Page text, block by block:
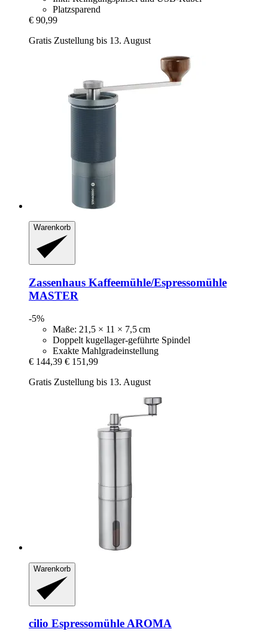
Platzsparend
€ 90,99
Gratis Zustellung bis 13. August
Warenkorb
Zassenhaus Kaffeemühle/Espressomühle
MASTER
-5%
Maße: 21,5 × 11 × 7,5 cm
Doppelt kugellager-geführte Spindel
Exakte Mahlgradeinstellung
€ 144,39 € 151,99
Gratis Zustellung bis 13. August
Warenkorb
cilio Espressomühle AROMA